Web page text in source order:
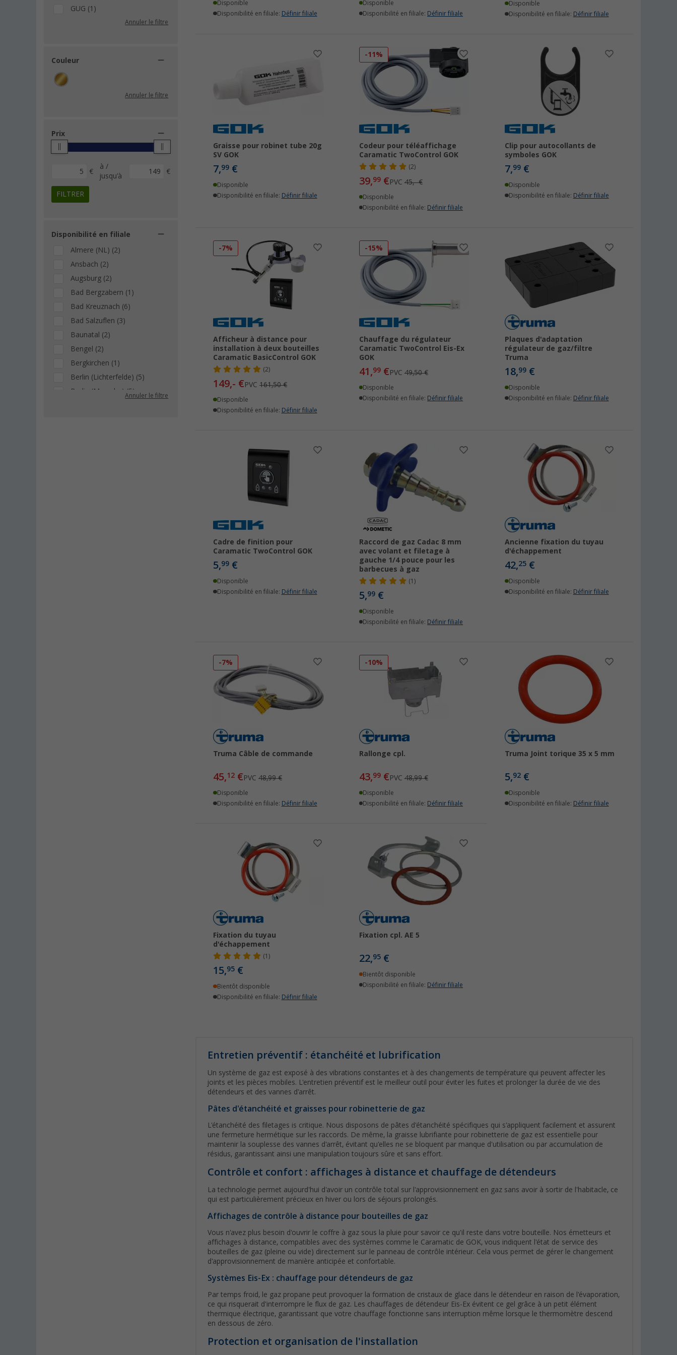
GUG (1)
Annuler le filtre
Couleur
Annuler le filtre
Prix
€
à /
jusqu'à
€
FILTRER
Disponibilité en filiale
Almere (NL) (2)
Ansbach (2)
Augsburg (2)
Bad Bergzabern (1)
Bad Kreuznach (6)
Bad Salzuflen (3)
Baunatal (2)
Bengel (2)
Bergkirchen (1)
Berlin (Lichterfelde) (5)
Berlin (Marzahn) (5)
Annuler le filtre
Disponible
Disponibilité en filiale: Définir filiale
Disponible
Disponibilité en filiale: Définir filiale
Disponible
Disponibilité en filiale: Définir filiale
Graisse pour robinet tube 20g
SV GOK
7,99 €
Disponible
Disponibilité en filiale: Définir filiale
-11%
Codeur pour téléaffichage
Caramatic TwoControl GOK
(2)
39,99€PVC45,- €
Disponible
Disponibilité en filiale: Définir filiale
Clip pour autocollants de
symboles GOK
7,99 €
Disponible
Disponibilité en filiale: Définir filiale
-7%
Afficheur à distance pour
installation à deux bouteilles
Caramatic BasicControl GOK
(2)
149,- €PVC161,50 €
Disponible
Disponibilité en filiale: Définir filiale
-15%
Chauffage du régulateur
Caramatic TwoControl Eis-Ex
GOK
41,99€PVC49,50 €
Disponible
Disponibilité en filiale: Définir filiale
Plaques d'adaptation
régulateur de gaz/filtre
Truma
18,99 €
Disponible
Disponibilité en filiale: Définir filiale
Cadre de finition pour
Caramatic TwoControl GOK
5,99 €
Disponible
Disponibilité en filiale: Définir filiale
Raccord de gaz Cadac 8 mm
avec volant et filetage à
gauche 1/4 pouce pour les
barbecues à gaz
(1)
5,99€
Disponible
Disponibilité en filiale: Définir filiale
Ancienne fixation du tuyau
d'échappement
42,25 €
Disponible
Disponibilité en filiale: Définir filiale
-7%
Truma Câble de commande
45,12 €PVC48,99 €
Disponible
Disponibilité en filiale: Définir filiale
-10%
Rallonge cpl.
43,99€PVC48,99 €
Disponible
Disponibilité en filiale: Définir filiale
Truma Joint torique 35 x 5 mm
5,92 €
Disponible
Disponibilité en filiale: Définir filiale
Fixation du tuyau
d'échappement
(1)
15,95 €
Bientôt disponible
Disponibilité en filiale: Définir filiale
Fixation cpl. AE 5
22,95€
Bientôt disponible
Disponibilité en filiale: Définir filiale
Entretien préventif : étanchéité et lubrification
Un système de gaz est exposé à des vibrations constantes et à des changements de température qui peuvent affecter les
joints et les pièces mobiles. L'entretien préventif est le meilleur outil pour éviter les fuites et prolonger la durée de vie des
détendeurs et des vannes d'arrêt.
Pâtes d'étanchéité et graisses pour robinetterie de gaz
L'étanchéité des filetages is critique. Nous disposons de pâtes d'étanchéité spécifiques qui s'appliquent facilement et assurent
une fermeture hermétique sur les raccords. De même, la graisse lubrifiante pour robinetterie de gaz est essentielle pour
maintenir la souplesse des vannes d'arrêt, évitant qu'elles ne se bloquent par manque d'utilisation ou par accumulation de
résidus, garantissant ainsi une manipulation toujours sûre et sans effort.
Contrôle et confort : affichages à distance et chauffage de détendeurs
La technologie permet aujourd'hui d'avoir un contrôle total sur l'approvisionnement en gaz sans avoir à sortir de l'habitacle, ce
qui est particulièrement précieux en hiver ou lors de séjours prolongés.
Affichages de contrôle à distance pour bouteilles de gaz
Vous n'avez plus besoin d'ouvrir le coffre à gaz sous la pluie pour savoir ce qu'il reste dans votre bouteille. Nos émetteurs et
affichages à distance, compatibles avec des systèmes comme le Caramatic de GOK, vous indiquent l'état de service des
bouteilles de gaz (pleine ou vide) directement sur le panneau de contrôle intérieur. Cela vous permet de gérer le changement
d'approvisionnement de manière anticipée et confortable.
Systèmes Eis-Ex : chauffage pour détendeurs de gaz
Par temps froid, le gaz propane peut provoquer la formation de cristaux de glace dans le détendeur en raison de l'évaporation,
ce qui risquerait d'interrompre le flux de gaz. Les chauffages de détendeur Eis-Ex évitent ce gel grâce à un petit élément
thermique électrique, garantissant que votre chauffage fonctionne sans interruption même lorsque le thermomètre descend
en dessous de zéro.
Protection et organisation de l'installation